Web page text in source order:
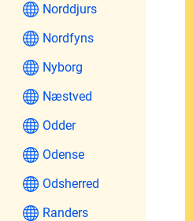
Norddjurs
Nordfyns
Nyborg
Næstved
Odder
Odense
Odsherred
Randers